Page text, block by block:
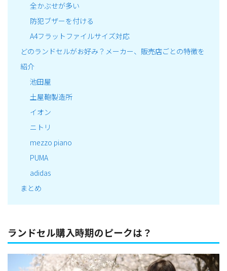
全かぶせが多い
防犯ブザーを付ける
A4フラットファイルサイズ対応
どのランドセルがお好み？メーカー、販売店ごとの特徴を
紹介
池田屋
土屋鞄製造所
イオン
ニトリ
mezzo piano
PUMA
adidas
まとめ
ランドセル購入時期のピークは？